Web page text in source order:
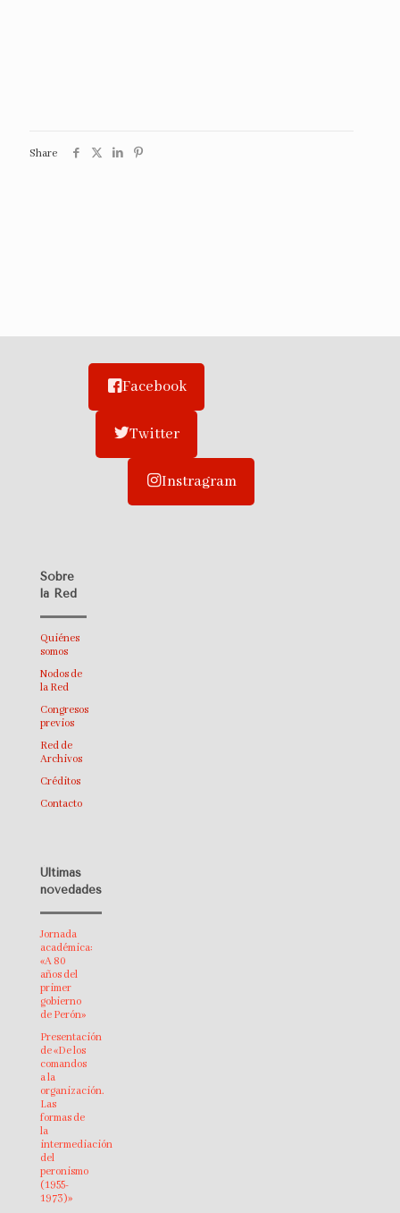
Share
Facebook
Twitter
Instragram
Sobre
la Red
Quiénes
somos
Nodos de
la Red
Congresos
previos
Red de
Archivos
Créditos
Contacto
Últimas
novedades
Jornada
académica:
«A 80
años del
primer
gobierno
de Perón»
Presentación
de «De los
comandos
a la
organización.
Las
formas de
la
intermediación
del
peronismo
(1955-
1973)»